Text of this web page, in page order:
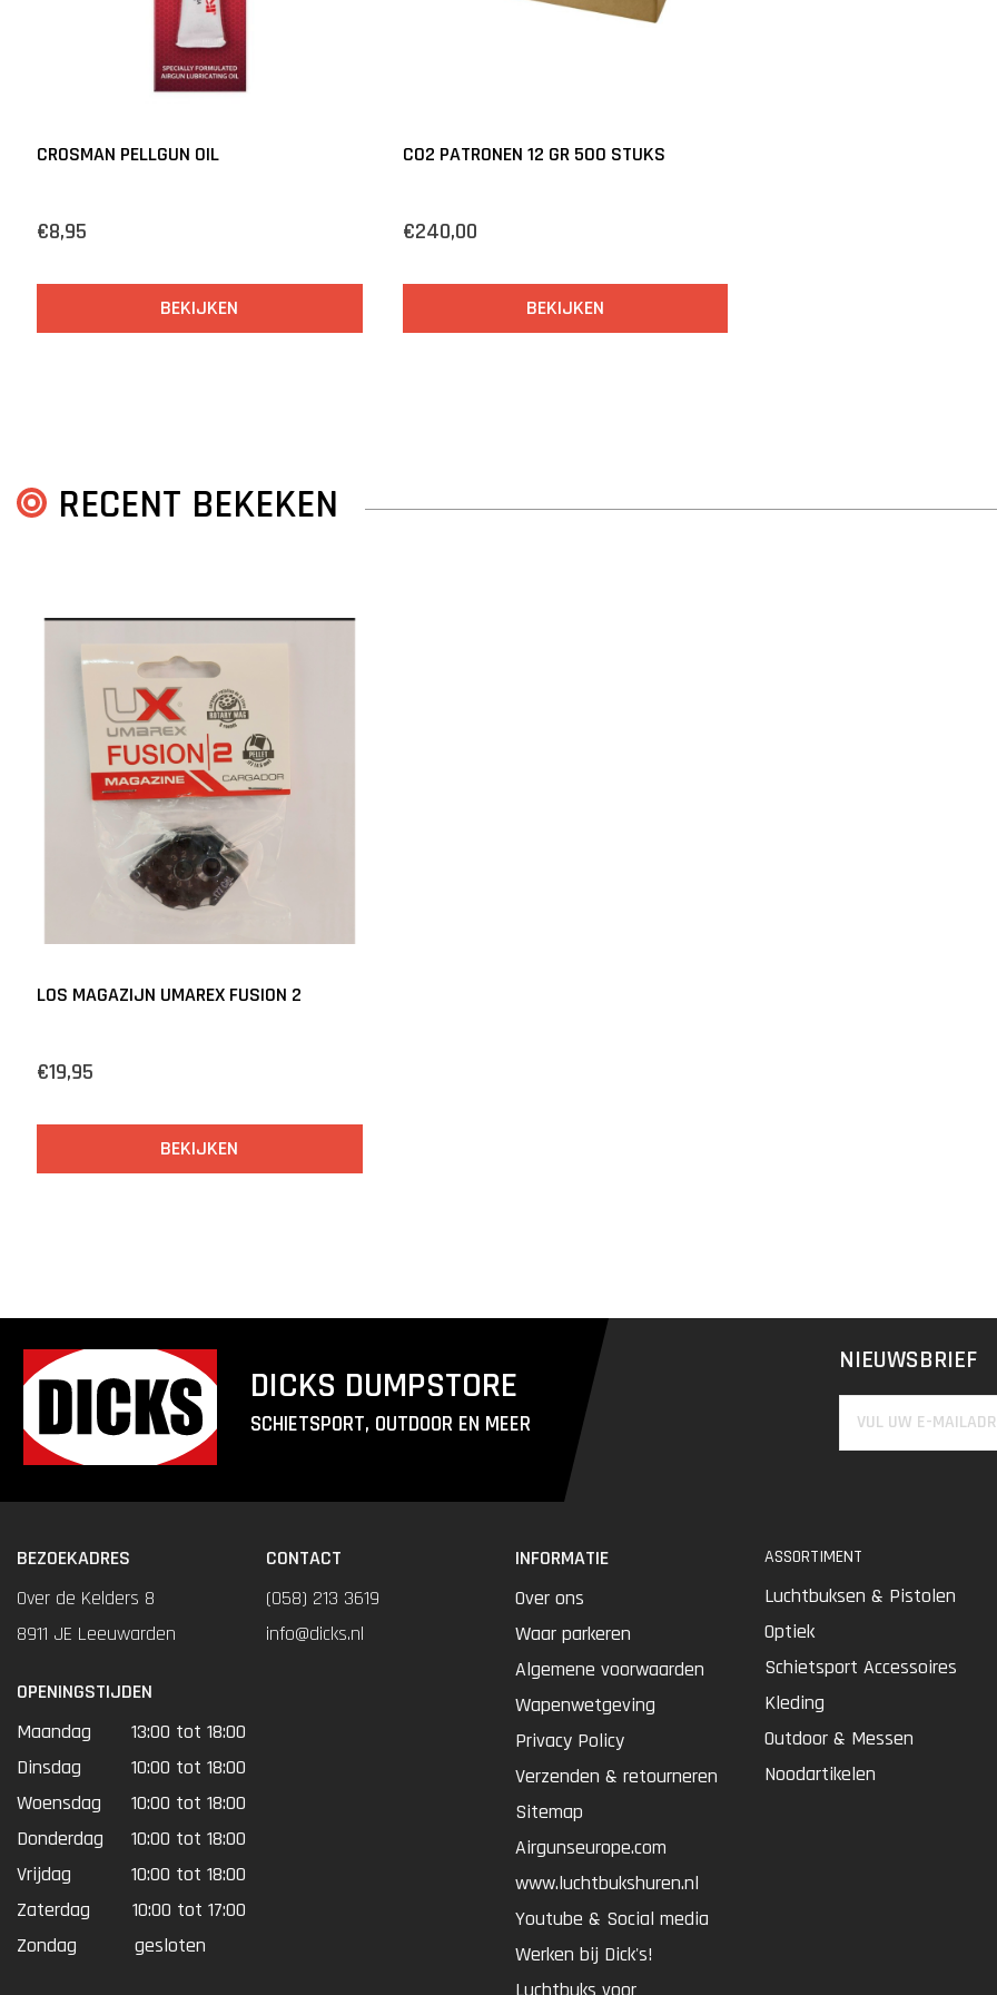
CROSMAN PELLGUN OIL
€8,95
BEKIJKEN
CO2 PATRONEN 12 GR 500 STUKS
€240,00
BEKIJKEN
RECENT BEKEKEN
LOS MAGAZIJN UMAREX FUSION 2
€19,95
BEKIJKEN
DICKS DUMPSTORE
SCHIETSPORT, OUTDOOR EN MEER
NIEUWSBRIEF
BEZOEKADRES
Over de Kelders 8
8911 JE Leeuwarden
OPENINGSTIJDEN
Maandag
13:00 tot 18:00
Dinsdag
10:00 tot 18:00
Woensdag
10:00 tot 18:00
Donderdag
10:00 tot 18:00
Vrijdag
10:00 tot 18:00
Zaterdag
10:00 tot 17:00
Zondag
gesloten
CONTACT
(058) 213 3619
info@dicks.nl
INFORMATIE
Over ons
Waar parkeren
Algemene voorwaarden
Wapenwetgeving
Privacy Policy
Verzenden & retourneren
Sitemap
Airgunseurope.com
www.luchtbukshuren.nl
Youtube & Social media
Werken bij Dick's!
Luchtbuks voor
ASSORTIMENT
Luchtbuksen & Pistolen
Optiek
Schietsport Accessoires
Kleding
Outdoor & Messen
Noodartikelen